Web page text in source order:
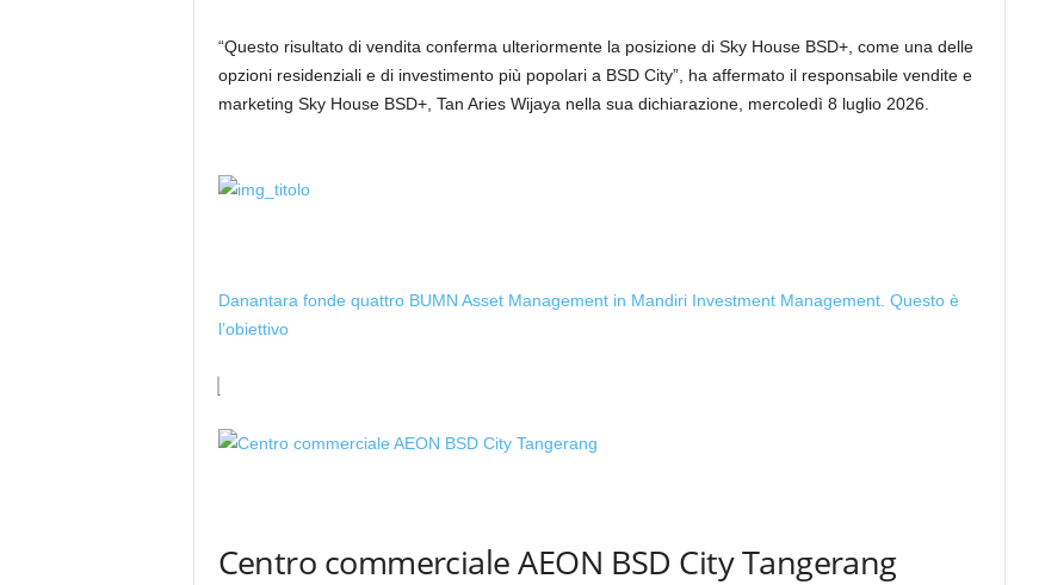
“Questo risultato di vendita conferma ulteriormente la posizione di Sky House BSD+, come una delle
opzioni residenziali e di investimento più popolari a BSD City”, ha affermato il responsabile vendite e
marketing Sky House BSD+, Tan Aries Wijaya nella sua dichiarazione, mercoledì 8 luglio 2026.
Danantara fonde quattro BUMN Asset Management in Mandiri Investment Management. Questo è
l’obiettivo
Centro commerciale AEON BSD City Tangerang